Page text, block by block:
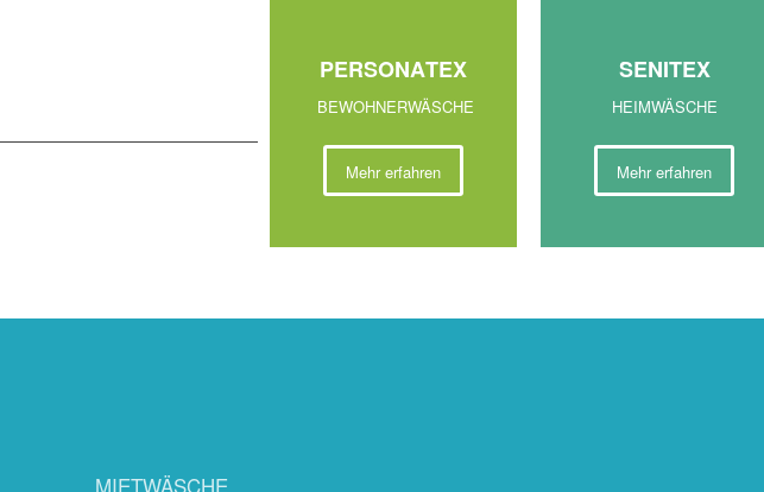
PERSONATEX
BEWOHNERWÄSCHE
Mehr erfahren
SENITEX
HEIMWÄSCHE
Mehr erfahren
MIETWÄSCHE